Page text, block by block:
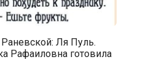
Ля Пуль.
Рафаиловна готовила